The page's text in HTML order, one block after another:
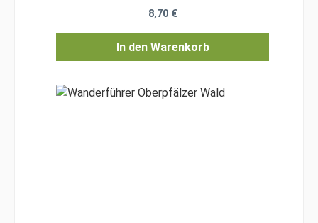
Regulärer Preis:
8,70 €
In den Warenkorb